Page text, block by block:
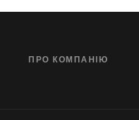
ПРО КОМПАНІЮ